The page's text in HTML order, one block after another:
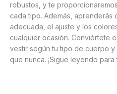
robustos, y te
cada tipo. Además, aprenderás
adecuada, el ajuste y los
cualquier ocasión. Conviértete
vestir según tu tipo de cuerpo
que nunca. ¡Sigue leyendo